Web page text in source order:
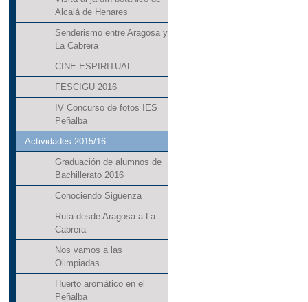
Alcalá de Henares
Senderismo entre Aragosa y
La Cabrera
CINE ESPIRITUAL
FESCIGU 2016
IV Concurso de fotos IES
Peñalba
Actividades 2015/16
Graduación de alumnos de
Bachillerato 2016
Conociendo Sigüenza
Ruta desde Aragosa a La
Cabrera
Nos vamos a las
Olimpiadas
Huerto aromático en el
Peñalba